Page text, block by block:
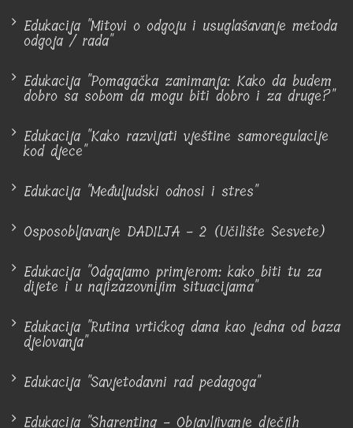
Edukacija "Mitovi o odgoju i usuglašavanje metoda
odgoja / rada"
Edukacija "Pomagačka zanimanja: Kako da budem
dobro sa sobom da mogu biti dobro i za druge?"
Edukacija "Kako razvijati vještine samoregulacije
kod djece"
Edukacija "Međuljudski odnosi i stres"
Osposobljavanje DADILJA - 2 (Učilište Sesvete)
Edukacija "Odgajamo primjerom: kako biti tu za
dijete i u najizazovnijim situacijama"
Edukacija "Rutina vrtićkog dana kao jedna od baza
djelovanja"
Edukacija "Savjetodavni rad pedagoga"
Edukacija "Sharenting - Objavljivanje dječjih